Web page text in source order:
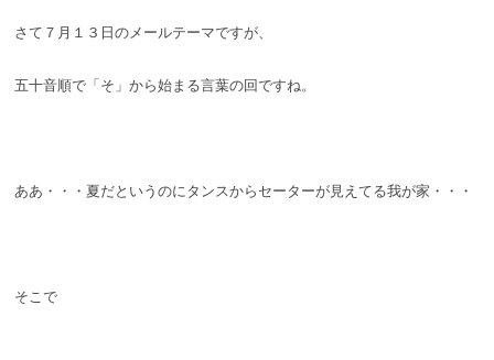
さて７月１３日のメールテーマですが、
五十音順で「そ」から始まる言葉の回ですね。
ああ・・・夏だというのにタンスからセーターが見えてる我が家・・・
そこで